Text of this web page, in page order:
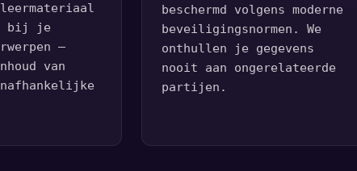
bij je
—
van
beschermd volgens moderne
beveiligingsnormen. We
onthullen je gegevens
nooit aan ongerelateerde
partijen.